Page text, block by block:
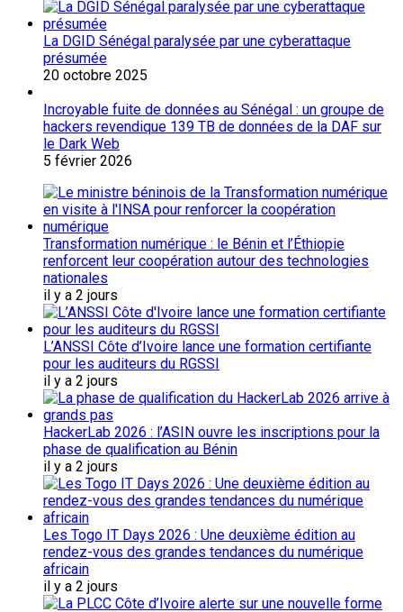
La DGID Sénégal paralysée par une cyberattaque
présumée
20 octobre 2025
Incroyable fuite de données au Sénégal : un groupe de
hackers revendique 139 TB de données de la DAF sur
le Dark Web
5 février 2026
Transformation numérique : le Bénin et l’Éthiopie
renforcent leur coopération autour des technologies
nationales
il y a 2 jours
L’ANSSI Côte d’Ivoire lance une formation certifiante
pour les auditeurs du RGSSI
il y a 2 jours
HackerLab 2026 : l’ASIN ouvre les inscriptions pour la
phase de qualification au Bénin
il y a 2 jours
Les Togo IT Days 2026 : Une deuxième édition au
rendez-vous des grandes tendances du numérique
africain
il y a 2 jours